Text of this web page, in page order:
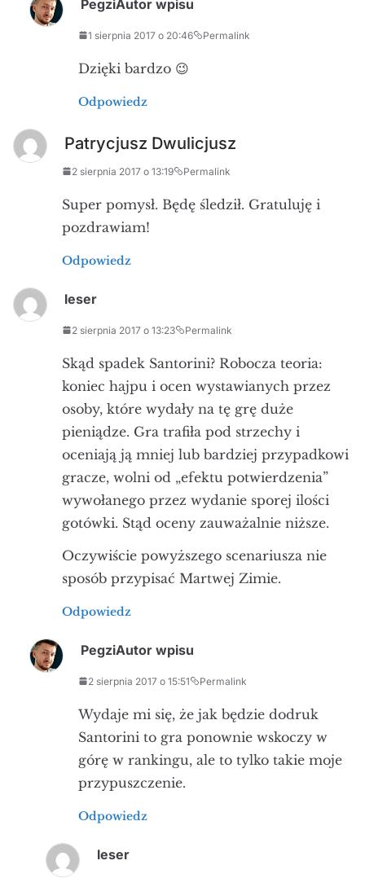
PegziAutor wpisu
1 sierpnia 2017 o 20:46 Permalink
Dzięki bardzo 😉
Odpowiedz
Patrycjusz Dwulicjusz
2 sierpnia 2017 o 13:19 Permalink
Super pomysł. Będę śledził. Gratuluję i
pozdrawiam!
Odpowiedz
leser
2 sierpnia 2017 o 13:23 Permalink
Skąd spadek Santorini? Robocza teoria:
koniec hajpu i ocen wystawianych przez
osoby, które wydały na tę grę duże
pieniądze. Gra trafiła pod strzechy i
oceniają ją mniej lub bardziej przypadkowi
gracze, wolni od „efektu potwierdzenia”
wywołanego przez wydanie sporej ilości
gotówki. Stąd oceny zauważalnie niższe.
Oczywiście powyższego scenariusza nie
sposób przypisać Martwej Zimie.
Odpowiedz
PegziAutor wpisu
2 sierpnia 2017 o 15:51 Permalink
Wydaje mi się, że jak będzie dodruk
Santorini to gra ponownie wskoczy w
górę w rankingu, ale to tylko takie moje
przypuszczenie.
Odpowiedz
leser